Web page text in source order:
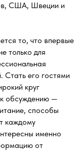
США, Швеции и
то, что впервые
только для
Стать его гостями
круг
обсуждению —
способы
каждому
именно
от